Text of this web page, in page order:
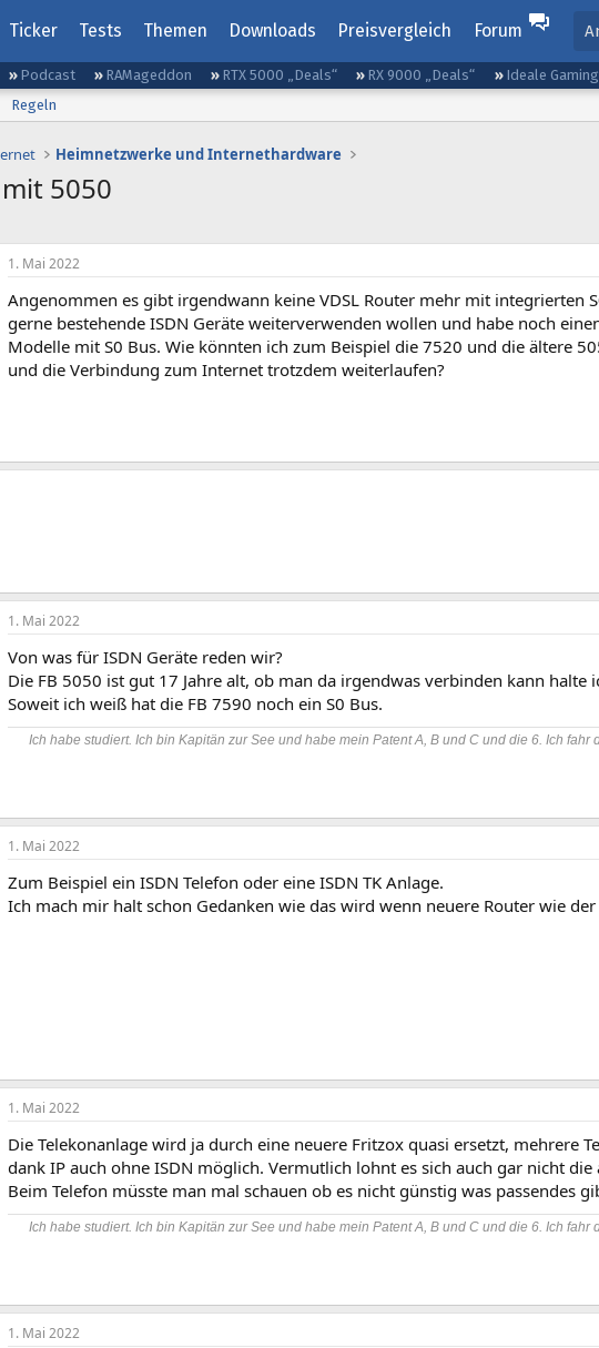
Ticker Tests Themen Downloads Preisvergleich Forum
Podcast RAMageddon RTX 5000 „Deals“ RX 9000 „Deals“
Ideale
Regeln
Heimnetzwerke und Internethardware
5050
1. Mai 2022
Angenommen es gibt irgendwann keine VDSL Router mehr mit integrierten
gerne bestehende ISDN Geräte weiterverwenden wollen und habe noch
Modelle mit S0 Bus. Wie könnten ich zum Beispiel die 7520 und die ältere
und die Verbindung zum Internet trotzdem weiterlaufen?
1. Mai 2022
Von was für ISDN Geräte reden wir?
Die FB 5050 ist gut 17 Jahre alt, ob man da irgendwas verbinden kann halte
Soweit ich weiß hat die FB 7590 noch ein S0 Bus.
Ich habe studiert. Ich bin Kapitän zur See und habe mein Patent A, B und C und die 6. Ich
1. Mai 2022
Zum Beispiel ein ISDN Telefon oder eine ISDN TK Anlage.
Ich mach mir halt schon Gedanken wie das wird wenn neuere Router wie
1. Mai 2022
Die Telekonanlage wird ja durch eine neuere Fritzox quasi ersetzt, mehrere
dank IP auch ohne ISDN möglich. Vermutlich lohnt es sich auch gar nicht
Beim Telefon müsste man mal schauen ob es nicht günstig was passendes
Ich habe studiert. Ich bin Kapitän zur See und habe mein Patent A, B und C und die 6. Ich
1. Mai 2022